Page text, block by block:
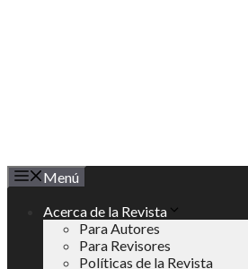
Menú
Acerca de la Revista
Para Autores
Para Revisores
Políticas de la Revista